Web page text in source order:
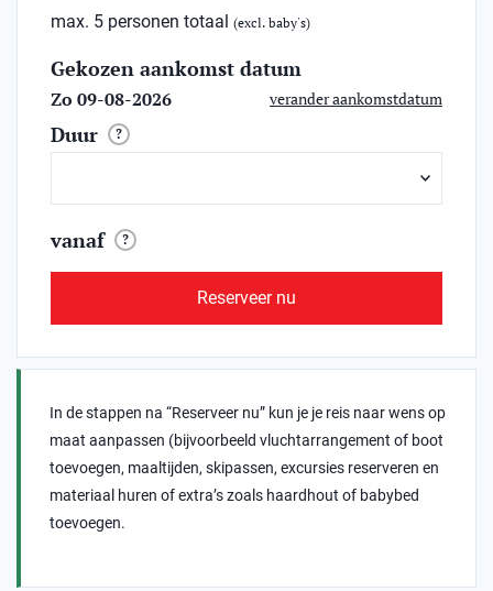
max. 5 personen totaal (excl. baby's)
Gekozen aankomst datum
Zo 09-08-2026 verander aankomstdatum
Duur ?
vanaf ?
Reserveer nu
In de stappen na “Reserveer nu” kun je je reis naar wens op
maat aanpassen (bijvoorbeeld vluchtarrangement of boot
toevoegen, maaltijden, skipassen, excursies reserveren en
materiaal huren of extra’s zoals haardhout of babybed
toevoegen.